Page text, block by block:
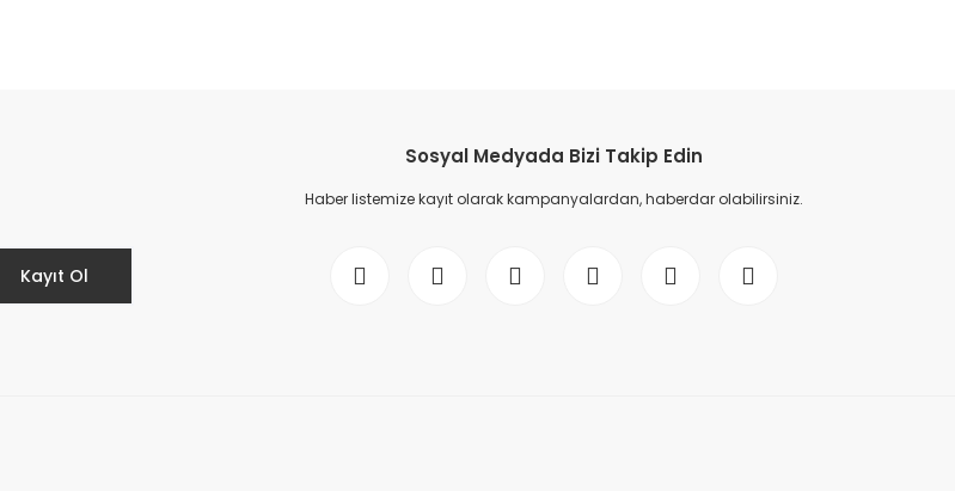
Kayıt Ol
Sosyal Medyada Bizi Takip Edin
Haber listemize kayıt olarak kampanyalardan, haberdar olabilirsiniz.